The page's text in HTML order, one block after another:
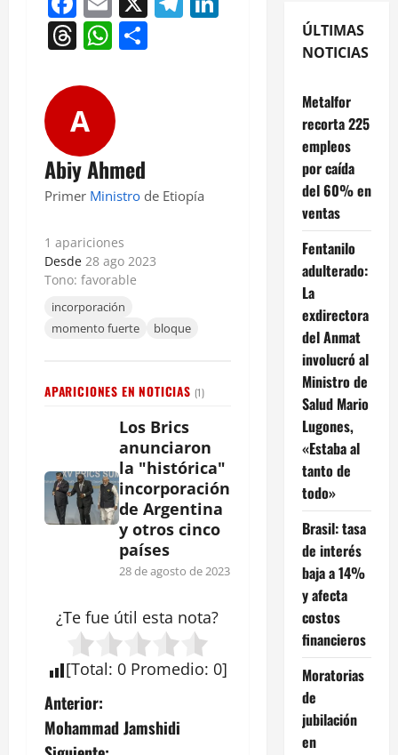
Threads
WhatsApp
A
Abiy Ahmed
Primer Ministro de Etiopía
1 apariciones
Desde 28 ago 2023
Tono: favorable
incorporación
momento fuerte
bloque
APARICIONES EN NOTICIAS (1)
Los Brics
anunciaron
la "histórica"
incorporación
de Argentina
y otros cinco
países
28 de agosto de 2023
¿Te fue útil esta nota?
[Total: 0 Promedio: 0]
N
a
Anterior:
Mohammad Jamshidi
ÚLTIMAS
NOTICIAS
Metalfor
recorta 225
empleos
por caída
del 60% en
ventas
Fentanilo
adulterado:
La
exdirectora
del Anmat
involucró al
Ministro de
Salud Mario
Lugones,
«Estaba al
tanto de
todo»
Brasil: tasa
de interés
baja a 14%
y afecta
costos
financieros
Moratorias
de
jubilación
en